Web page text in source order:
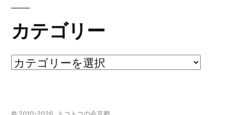
イ
ブ
カテゴリー
カ